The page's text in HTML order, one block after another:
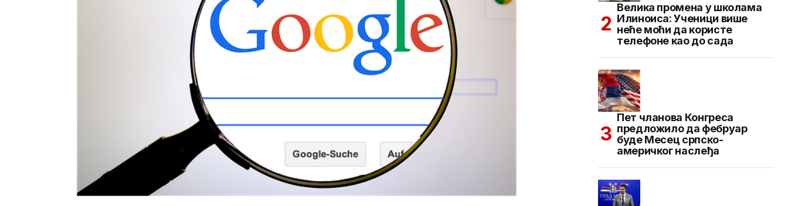
Велика промена у школама
Илиноиса: Ученици више
неће моћи да користе
телефоне као до сада
Пет чланова Конгреса
предложило да фебруар
буде Месец српско-
америчког наслеђа